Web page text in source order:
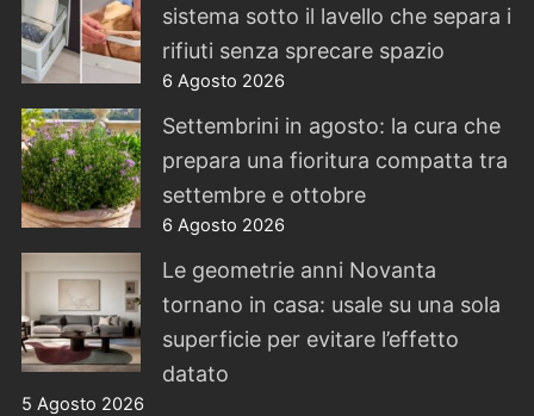
sistema sotto il lavello che separa i
rifiuti senza sprecare spazio
6 Agosto 2026
Settembrini in agosto: la cura che
prepara una fioritura compatta tra
settembre e ottobre
6 Agosto 2026
Le geometrie anni Novanta
tornano in casa: usale su una sola
superficie per evitare l’effetto
datato
5 Agosto 2026